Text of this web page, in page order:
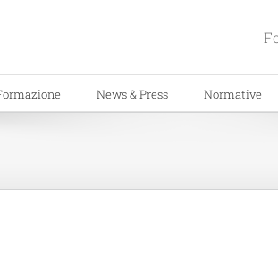
News & Press Normative